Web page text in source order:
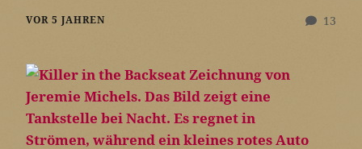
13
VOR 5 JAHREN